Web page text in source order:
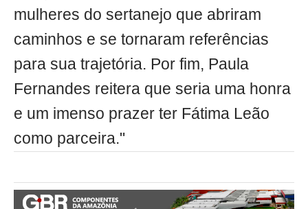
mulheres do sertanejo que abriram
caminhos e se tornaram referências
para sua trajetória. Por fim, Paula
Fernandes reitera que seria uma honra
e um imenso prazer ter Fátima Leão
como parceira."